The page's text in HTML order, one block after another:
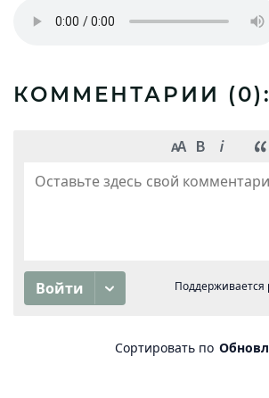
КОММЕНТАРИИ (0):